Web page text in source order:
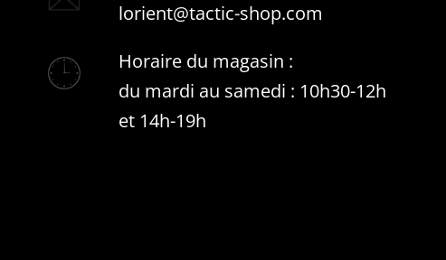
lorient@tactic-shop.com
Horaire du magasin :
du mardi au samedi : 10h30-12h
et 14h-19h